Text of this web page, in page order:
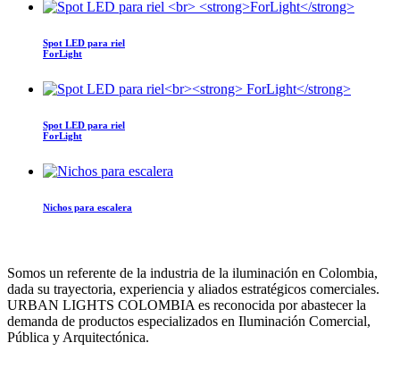
Spot LED para riel
ForLight
Spot LED para riel
ForLight
Nichos para escalera
Somos un referente de la industria de la iluminación en Colombia,
dada su trayectoria, experiencia y aliados estratégicos comerciales.
URBAN LIGHTS COLOMBIA es reconocida por abastecer la
demanda de productos especializados en Iluminación Comercial,
Pública y Arquitectónica.